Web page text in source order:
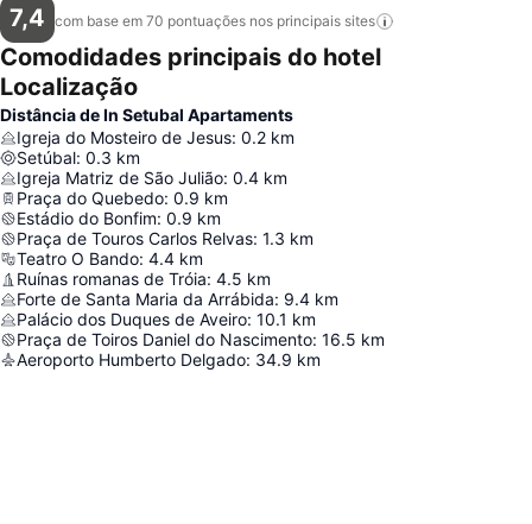
7,4 com base em 70 pontuações nos principais sites
Comodidades principais do hotel
Localização
Distância de In Setubal Apartaments
Igreja do Mosteiro de Jesus: 0.2 km
Setúbal: 0.3 km
Igreja Matriz de São Julião: 0.4 km
Praça do Quebedo: 0.9 km
Estádio do Bonfim: 0.9 km
Praça de Touros Carlos Relvas: 1.3 km
Teatro O Bando: 4.4 km
Ruínas romanas de Tróia: 4.5 km
Forte de Santa Maria da Arrábida: 9.4 km
Palácio dos Duques de Aveiro: 10.1 km
Praça de Toiros Daniel do Nascimento: 16.5 km
Aeroporto Humberto Delgado: 34.9 km